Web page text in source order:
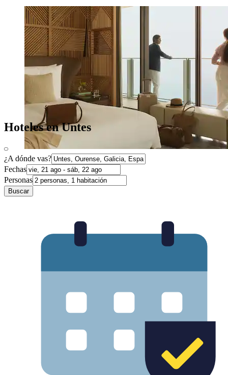
Hoteles en Untes
¿A dónde vas?
Fechas
Personas
Buscar